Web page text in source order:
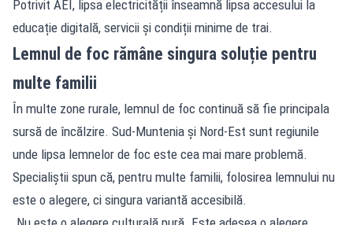
Potrivit AEI, lipsa electricității înseamnă lipsa accesului la
educație digitală, servicii și condiții minime de trai.
Lemnul de foc rămâne singura soluție pentru
multe familii
În multe zone rurale, lemnul de foc continuă să fie principala
sursă de încălzire. Sud-Muntenia și Nord-Est sunt regiunile
unde lipsa lemnelor de foc este cea mai mare problemă.
Specialiștii spun că, pentru multe familii, folosirea lemnului nu
este o alegere, ci singura variantă accesibilă.